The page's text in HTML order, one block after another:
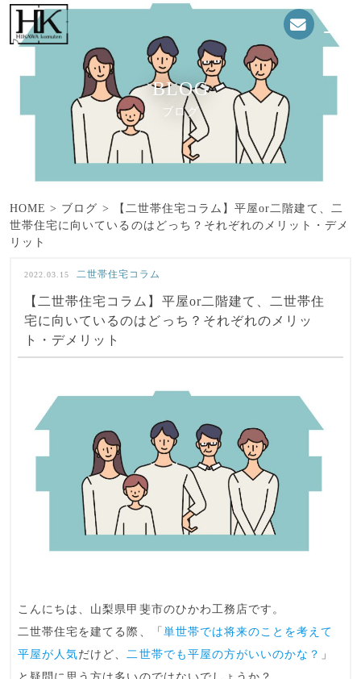
BLOG
ブログ
HOME > ブログ >
【二世帯住宅コラム】平屋or二階建て、二
世帯住宅に向いているのはどっち？それぞれのメリット・デメ
リット
【二世帯住宅コラム】平屋or二階建て、二世帯住
宅に向いているのはどっち？それぞれのメリッ
ト・デメリット
2022.03.15 二世帯住宅コラム
こんにちは、山梨県甲斐市のひかわ工務店です。
二世帯住宅を建てる際、「 単世帯では将来のことを考えて
平屋が人気だけど、二世帯でも平屋の方がいいのかな？ 」